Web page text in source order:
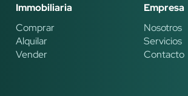
Immobiliaria
Comprar
Alquilar
Vender
Empresa
Nosotros
Servicios
Contacto